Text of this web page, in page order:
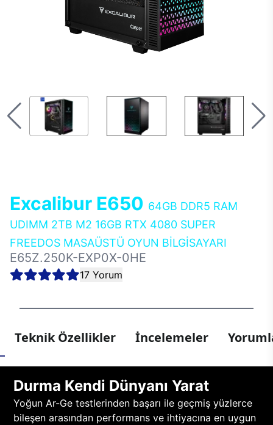
Excalibur E650 64GB DDR5 RAM
UDIMM 2TB M2 16GB RTX 4080 SUPER
FREEDOS MASAÜSTÜ OYUN BİLGİSAYARI
E65Z.250K-EXP0X-0HE
17 Yorum
Teknik Özellikler İncelemeler
Durma Kendi Dünyanı Yarat
Yoğun Ar-Ge testlerinden başarı ile geçmiş yüzlerce
bileşen arasından performans ve ihtiyacına en uygun